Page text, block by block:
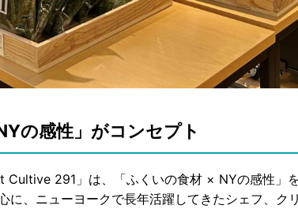
の感性」がコンセプト
Cultive 291」は、「ふくいの食材 × NYの感性」
に、ニューヨークで長年活躍してきたシェフ、ク